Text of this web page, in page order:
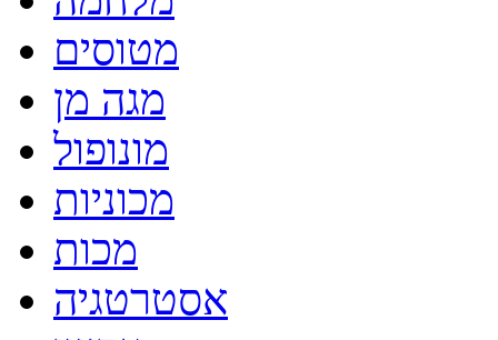
מטוסים
מגה מן
מונופול
מכוניות
מכות
אסטרטגיה